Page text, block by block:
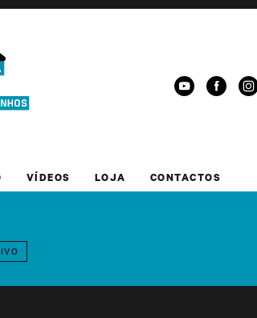
VÍDEOS LOJA CONTACTOS